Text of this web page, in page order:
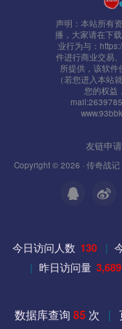
[Server]的
7000 （
件[Setup]的
88 网页端口
8088 中央端口，一般
声明：本站所有
播，大家请在下
业行为与：
件进行商业交易
所提供，该软件
（若您进入本站
您的权益
友链申请
Copyright © 2026 · 传奇战记
今日访问人数 130 |
| 昨日访问量 3,689
数据库查询 85 次 |